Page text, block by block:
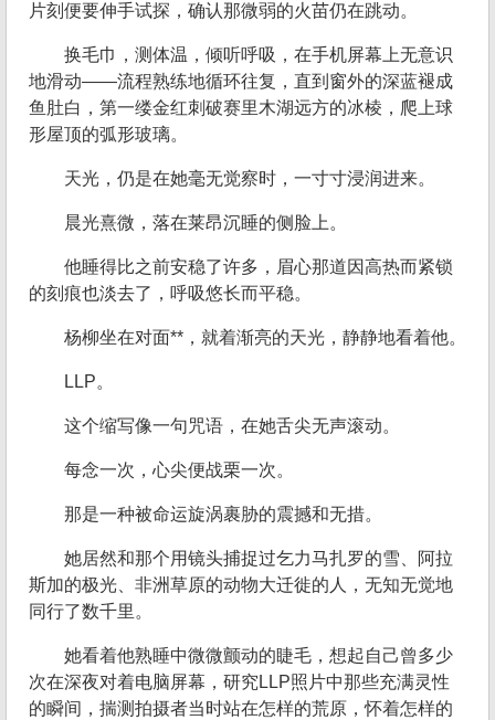
片刻便要伸手试探，确认那微弱的火苗仍在跳动。
换毛巾，测体温，倾听呼吸，在手机屏幕上无意识
地滑动——流程熟练地循环往复，直到窗外的深蓝褪成
鱼肚白，第一缕金红刺破赛里木湖远方的冰棱，爬上球
形屋顶的弧形玻璃。
天光，仍是在她毫无觉察时，一寸寸浸润进来。
晨光熹微，落在莱昂沉睡的侧脸上。
他睡得比之前安稳了许多，眉心那道因高热而紧锁
的刻痕也淡去了，呼吸悠长而平稳。
杨柳坐在对面**，就着渐亮的天光，静静地看着他。
LLP。
这个缩写像一句咒语，在她舌尖无声滚动。
每念一次，心尖便战栗一次。
那是一种被命运旋涡裹胁的震撼和无措。
她居然和那个用镜头捕捉过乞力马扎罗的雪、阿拉
斯加的极光、非洲草原的动物大迁徙的人，无知无觉地
同行了数千里。
她看着他熟睡中微微颤动的睫毛，想起自己曾多少
次在深夜对着电脑屏幕，研究LLP照片中那些充满灵性
的瞬间，揣测拍摄者当时站在怎样的荒原，怀着怎样的